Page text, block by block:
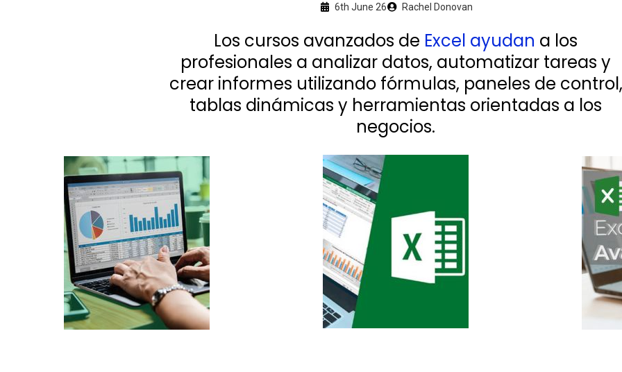
6th June 26 Rachel Donovan
Los cursos avanzados de Excel ayudan a los
profesionales a analizar datos, automatizar tareas y
crear informes utilizando fórmulas, paneles de control,
tablas dinámicas y herramientas orientadas a los
negocios.